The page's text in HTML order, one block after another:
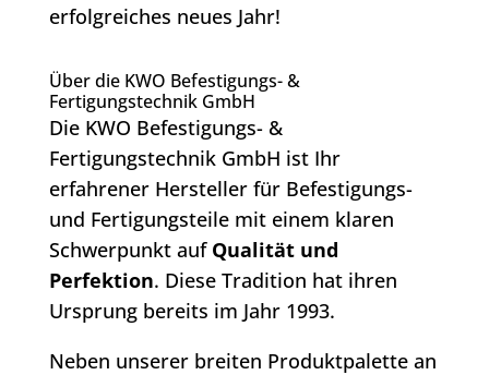
erfolgreiches neues Jahr!
Über die KWO Befestigungs- &
Fertigungstechnik GmbH
Die KWO Befestigungs- &
Fertigungstechnik GmbH ist Ihr
erfahrener Hersteller für Befestigungs-
und Fertigungsteile mit einem klaren
Schwerpunkt auf Qualität und
Perfektion. Diese Tradition hat ihren
Ursprung bereits im Jahr 1993.
Neben unserer breiten Produktpalette an